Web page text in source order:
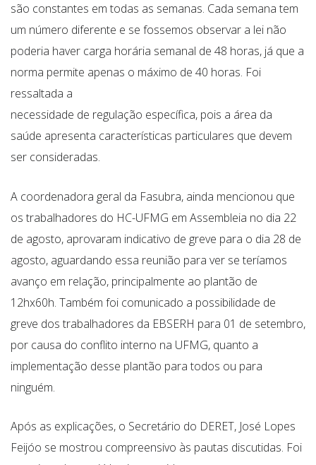
são constantes em todas as semanas. Cada semana tem
um número diferente e se fossemos observar a lei não
poderia haver carga horária semanal de 48 horas, já que a
norma permite apenas o máximo de 40 horas. Foi
ressaltada a
necessidade de regulação específica, pois a área da
saúde apresenta características particulares que devem
ser consideradas.
A coordenadora geral da Fasubra, ainda mencionou que
os trabalhadores do HC-UFMG em Assembleia no dia 22
de agosto, aprovaram indicativo de greve para o dia 28 de
agosto, aguardando essa reunião para ver se teríamos
avanço em relação, principalmente ao plantão de
12hx60h. Também foi comunicado a possibilidade de
greve dos trabalhadores da EBSERH para 01 de setembro,
por causa do conflito interno na UFMG, quanto a
implementação desse plantão para todos ou para
ninguém.
Após as explicações, o Secretário do DERET, José Lopes
Feijóo se mostrou compreensivo às pautas discutidas. Foi